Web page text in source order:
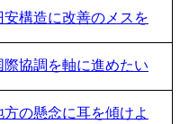
構造に改善のメスを
協調を軸に進めたい
の懸念に耳を傾けよ